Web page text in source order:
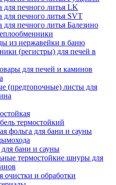
для печного литья LK
для печного литья SVT
для печного литья Балезино
из нержавейки в баню
(регистры) для печей в
для печей и каминов
(предтопочные) листы для
термостойкий
фольга для бани и сауны
бани и сауны
термостойкие шнуры для
очистки и обработки